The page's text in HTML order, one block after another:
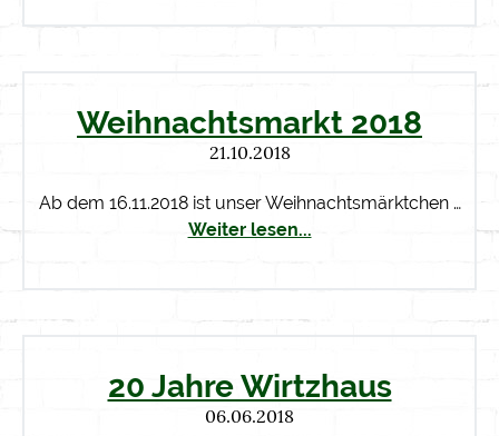
Weihnachtsmarkt 2018
21.10.2018
Ab dem 16.11.2018 ist unser Weihnachtsmärktchen …
Weiter lesen...
20 Jahre Wirtzhaus
06.06.2018